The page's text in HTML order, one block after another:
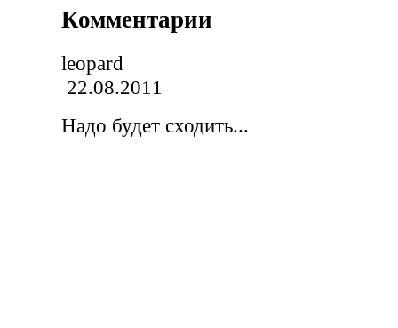
Комментарии
leopard
22.08.2011
Надо будет сходить...